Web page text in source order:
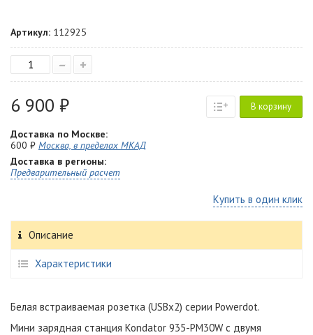
Артикул: 112925
– +
6 900 ₽ В корзину
Доставка по Москве:
600 ₽ Москва, в пределах МКАД
Доставка в регионы:
Предварительный расчет
Купить в один клик
Описание
Характеристики
Белая встраиваемая розетка (USBx2) серии Powerdot.
Мини зарядная станция Kondator 935-PM30W с двумя